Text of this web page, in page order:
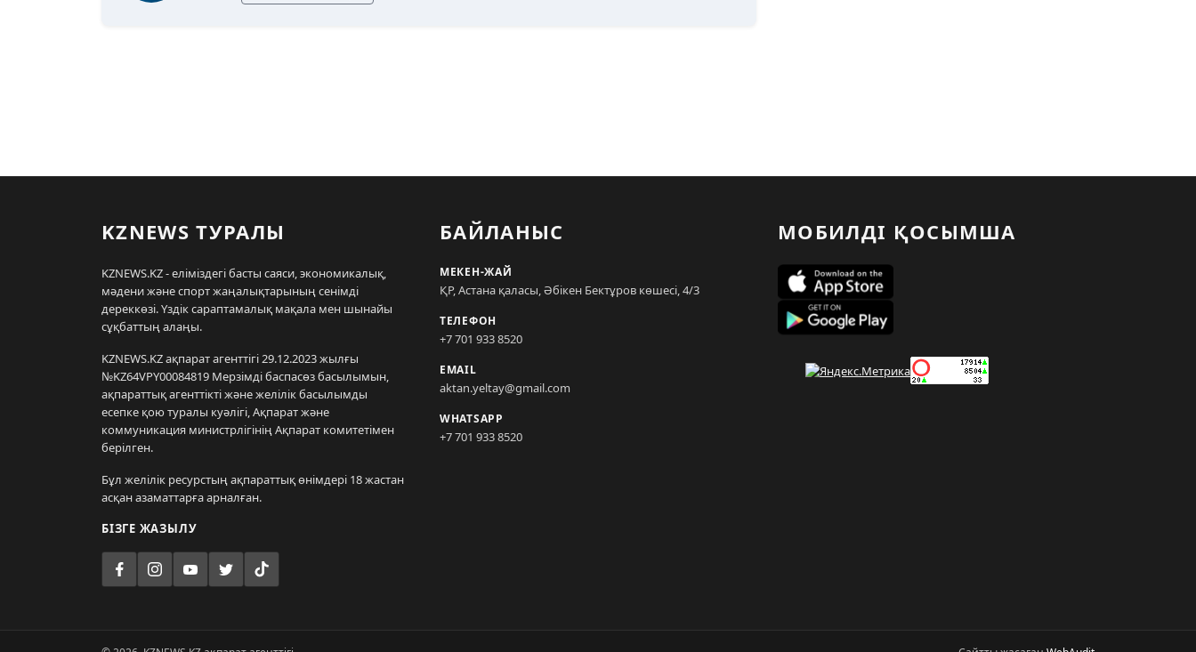
KZNEWS ТУРАЛЫ
KZNEWS.KZ - еліміздегі басты саяси, экономикалық,
мәдени және спорт жаңалықтарының сенімді
дереккөзі. Үздік сараптамалық мақала мен шынайы
сұқбаттың алаңы.
KZNEWS.KZ ақпарат агенттігі 29.12.2023 жылғы
№KZ64VPY00084819 Мерзімді баспасөз басылымын,
ақпараттық агенттікті және желілік басылымды
есепке қою туралы куәлігі, Ақпарат және
коммуникация министрлігінің Ақпарат комитетімен
берілген.
Бұл желілік ресурстың ақпараттық өнімдері 18 жастан
асқан азаматтарға арналған.
БІЗГЕ ЖАЗЫЛУ
БАЙЛАНЫС
МЕКЕН-ЖАЙ
ҚР, Астана қаласы, Әбікен Бектұров көшесі, 4/3
ТЕЛЕФОН
+7 701 933 8520
EMAIL
aktan.yeltay@gmail.com
WHATSAPP
+7 701 933 8520
МОБИЛДІ ҚОСЫМША